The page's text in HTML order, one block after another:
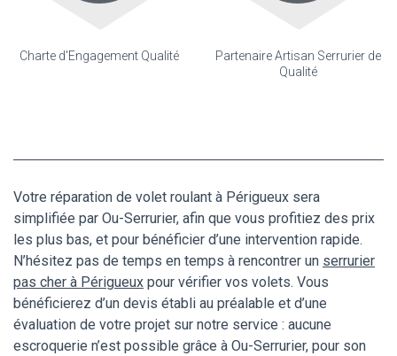
Charte d'Engagement Qualité
Partenaire Artisan Serrurier de
Qualité
Votre réparation de volet roulant à Périgueux sera
simplifiée par Ou-Serrurier, afin que vous profitiez des prix
les plus bas, et pour bénéficier d’une intervention rapide.
N’hésitez pas de temps en temps à rencontrer un serrurier
pas cher à Périgueux pour vérifier vos volets. Vous
bénéficierez d’un devis établi au préalable et d’une
évaluation de votre projet sur notre service : aucune
escroquerie n’est possible grâce à Ou-Serrurier, pour son